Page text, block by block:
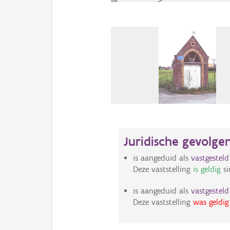
Juridische
is aangeduid als
Deze vaststelling is geldig
is aangeduid als
Deze vaststelling was geldig